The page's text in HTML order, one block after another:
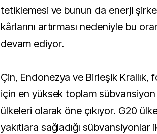
tetiklemesi ve bunun da enerji
kârlarını artırması nedeniyle bu
devam ediyor.
Çin, Endonezya ve Birleşik Krallık,
için en yüksek toplam
ülkeleri olarak öne çıkıyor. G20
yakıtlara sağladığı sübvansiyonlar